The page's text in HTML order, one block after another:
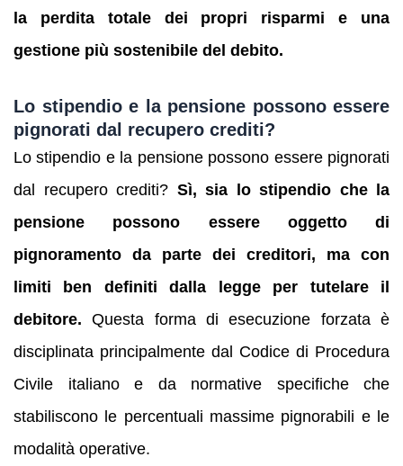
la perdita totale dei propri risparmi e una
gestione più sostenibile del debito.
Lo stipendio e la pensione possono essere
pignorati dal recupero crediti?
Lo stipendio e la pensione possono essere pignorati
dal recupero crediti? Sì, sia lo stipendio che la
pensione possono essere oggetto di
pignoramento da parte dei creditori, ma con
limiti ben definiti dalla legge per tutelare il
debitore. Questa forma di esecuzione forzata è
disciplinata principalmente dal Codice di Procedura
Civile italiano e da normative specifiche che
stabiliscono le percentuali massime pignorabili e le
modalità operative.